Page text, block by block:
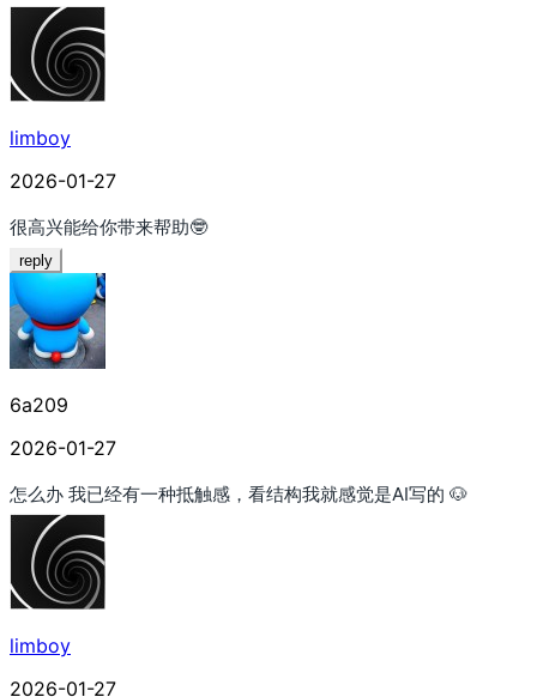
limboy
2026-01-27
很高兴能给你带来帮助🤓
reply
6a209
2026-01-27
怎么办 我已经有一种抵触感，看结构我就感觉是AI写的 🐶
limboy
2026-01-27